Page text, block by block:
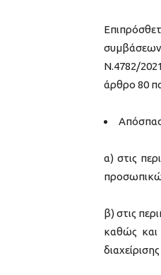
Ν.4782/
άρθρο 80
α) στις
β) στις
καθώς και